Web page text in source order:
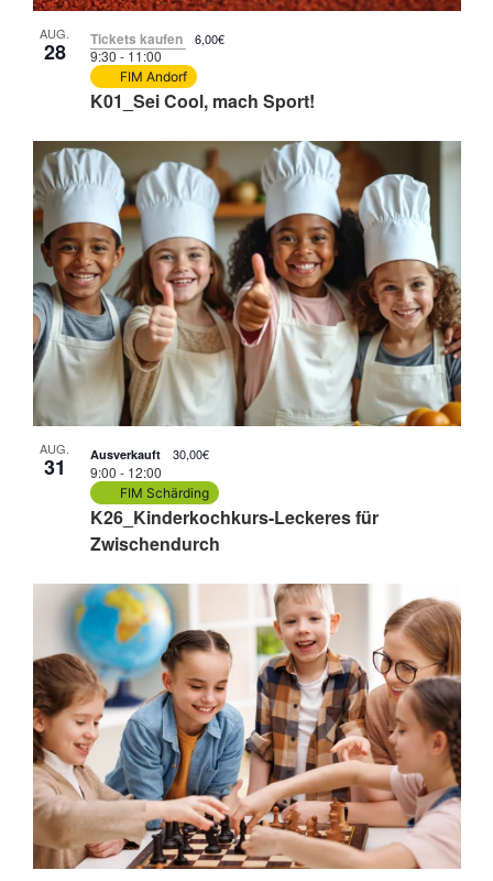
AUG.
28
K01_Sei Cool, mach Sport!
9:30-11:00
FIM Andorf
Tickets kaufen 6,00€
AUG.
31
K26_Kinderkochkurs-Leckeres für
Zwischendurch
9:00 - 12:00
FIM Schärding
Ausverkauft 30,00€